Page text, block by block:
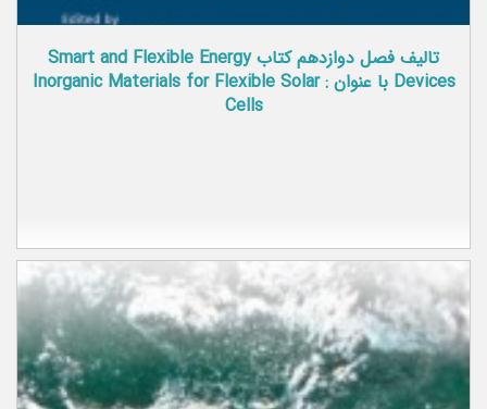
تالیف فصل دوازدهم کتاب Smart and Flexible Energy
Devices با عنوان : Inorganic Materials for Flexible Solar
Cells